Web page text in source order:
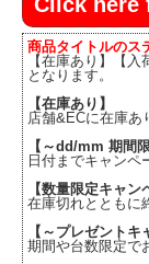
Click here
商品タイトルのス
【在庫あり】【
となります。
【在庫あり】
店舗&ECに在庫あ
【～dd/mm 期間
日付までキャンペ
【数量限定キャン
在庫切れとともに
【～プレゼントキ
期間や台数限定で